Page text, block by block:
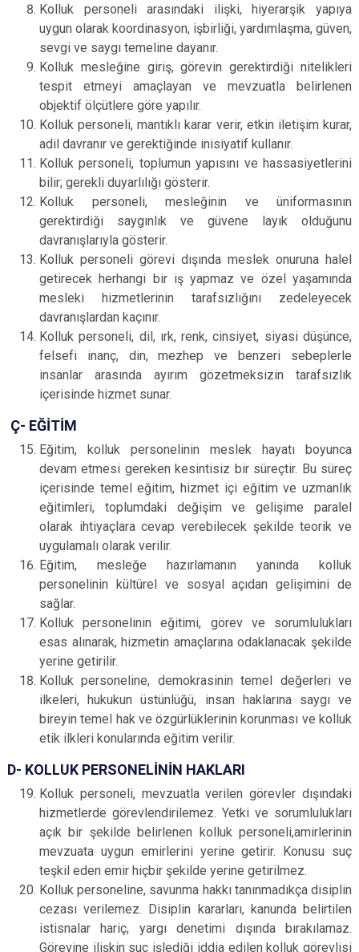
Kolluk personeli arasındaki ilişki, hiyerarşik yapıya
uygun olarak koordinasyon, işbirliği, yardımlaşma, güven,
sevgi ve saygı temeline dayanır.
Kolluk mesleğine giriş, görevin gerektirdiği nitelikleri
tespit etmeyi amaçlayan ve mevzuatla belirlenen
objektif ölçütlere göre yapılır.
Kolluk personeli, mantıklı karar verir, etkin iletişim kurar,
adil davranır ve gerektiğinde inisiyatif kullanır.
Kolluk personeli, toplumun yapısını ve hassasiyetlerini
bilir; gerekli duyarlılığı gösterir.
Kolluk personeli, mesleğinin ve üniformasının
gerektirdiği saygınlık ve güvene layık olduğunu
davranışlarıyla gösterir.
Kolluk personeli görevi dışında meslek onuruna halel
getirecek herhangi bir iş yapmaz ve özel yaşamında
mesleki hizmetlerinin tarafsızlığını zedeleyecek
davranışlardan kaçınır.
Kolluk personeli, dil, ırk, renk, cinsiyet, siyasi düşünce,
felsefi inanç, din, mezhep ve benzeri sebeplerle
insanlar arasında ayırım gözetmeksizin tarafsızlık
içerisinde hizmet sunar.
Ç- EĞİTİM
Eğitim, kolluk personelinin meslek hayatı boyunca
devam etmesi gereken kesintisiz bir süreçtir. Bu süreç
içerisinde temel eğitim, hizmet içi eğitim ve uzmanlık
eğitimleri, toplumdaki değişim ve gelişime paralel
olarak ihtiyaçlara cevap verebilecek şekilde teorik ve
uygulamalı olarak verilir.
Eğitim, mesleğe hazırlamanın yanında kolluk
personelinin kültürel ve sosyal açıdan gelişimini de
sağlar.
Kolluk personelinin eğitimi, görev ve sorumlulukları
esas alınarak, hizmetin amaçlarına odaklanacak şekilde
yerine getirilir.
Kolluk personeline, demokrasinin temel değerleri ve
ilkeleri, hukukun üstünlüğü, insan haklarına saygı ve
bireyin temel hak ve özgürlüklerinin korunması ve kolluk
etik ilkleri konularında eğitim verilir.
D- KOLLUK PERSONELİNİN HAKLARI
Kolluk personeli, mevzuatla verilen görevler dışındaki
hizmetlerde görevlendirilemez. Yetki ve sorumlulukları
açık bir şekilde belirlenen kolluk personeli,amirlerinin
mevzuata uygun emirlerini yerine getirir. Konusu suç
teşkil eden emir hiçbir şekilde yerine getirilmez.
Kolluk personeline, savunma hakkı tanınmadıkça disiplin
cezası verilemez. Disiplin kararları, kanunda belirtilen
istisnalar hariç, yargı denetimi dışında bırakılamaz.
Görevine ilişkin suç işlediği iddia edilen kolluk görevlisi